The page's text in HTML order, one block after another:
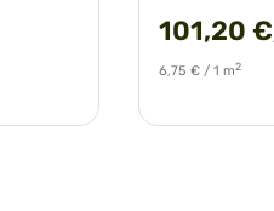
101,20
6,75 € / 1 m2